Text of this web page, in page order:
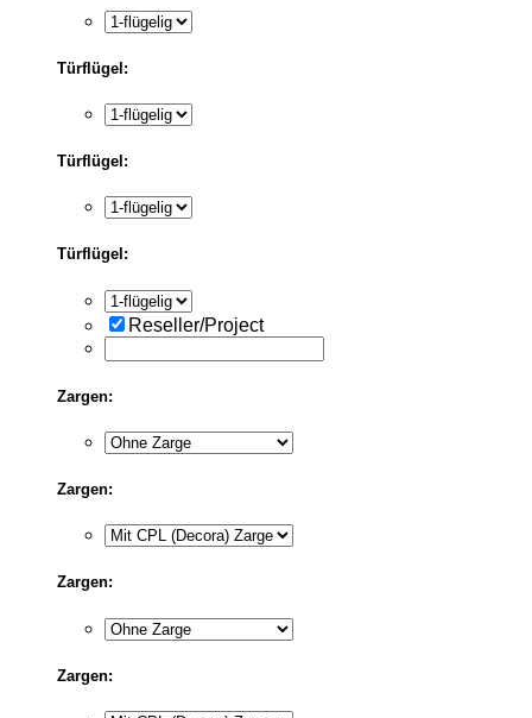
Türflügel:
Türflügel:
Türflügel:
Reseller/Project
Zargen:
Zargen:
Zargen:
Zargen: